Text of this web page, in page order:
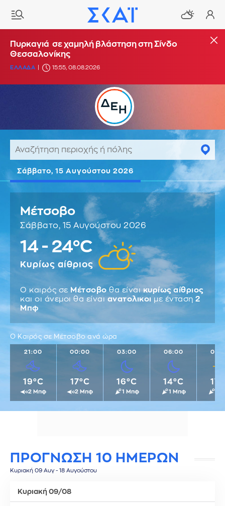
Πυρκαγιά σε χαμηλή βλάστηση στη Σίνδο
Θεσσαλονίκης
ΕΛΛΑΔΑ 15:55, 08.08.2026
Σάββατο, 15 Αυγούστου 2026
Μέτσοβο
Σάββατο, 15 Αυγούστου 2026
14 - 24°C
Κυρίως αίθριος
Ο καιρός σε Μέτσοβοθα είναικυρίως αίθριος
και οι άνεμοι θα είναι ανατολικοι με ένταση 2
Μπφ
Ο Καιρός σε Μέτσοβο ανά ώρα
21:00
19°C
2 Μπφ
00:00
17°C
2 Μπφ
03:00
16°C
1 Μπφ
06:00
14°C
1 Μπφ
ΠΡΟΓΝΩΣΗ 10 ΗΜΕΡΩΝ
Κυριακή 09 Αυγ - 18 Αυγούστου
Κυριακή 09/08